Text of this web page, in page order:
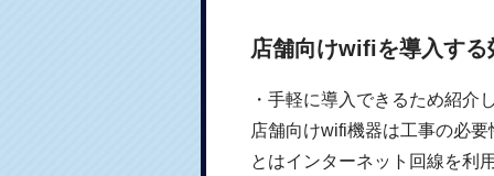
店舗向けwifiを導入する
・手軽に導入できるため紹介
店舗向けwifi機器は工事の必
とはインターネット回線を利